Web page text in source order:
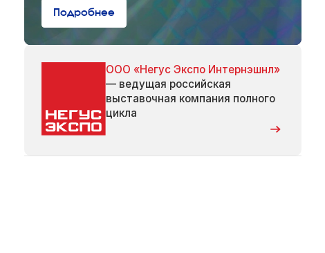
Подробнее
ООО «Негус Экспо Интернэшнл»
— ведущая российская
выставочная компания полного
цикла